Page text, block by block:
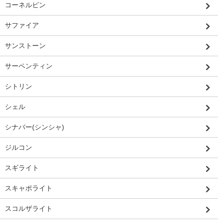
コーネルピン
サファイア
サンストーン
サーペンティン
シトリン
シェル
シナバー(シンシャ)
ジルコン
スギライト
スキャポライト
スコルザライト